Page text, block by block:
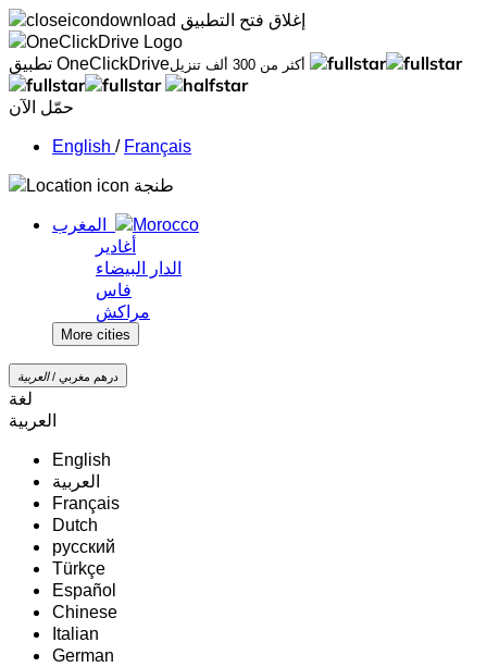
إغلاق فتح التطبيق
تطبيق OneClickDrive
أكثر من 300 ألف تنزيل
حمّل الآن
/ Français
طنجة
المغرب
أغادير
الدار البيضاء
فاس
مراكش
More cities
درهم مغربي /‏العربية‏
لغة
‏العربية‏
English
‏العربية‏
Français
Dutch
русский
Türkçe
Español
Chinese
Italian
German